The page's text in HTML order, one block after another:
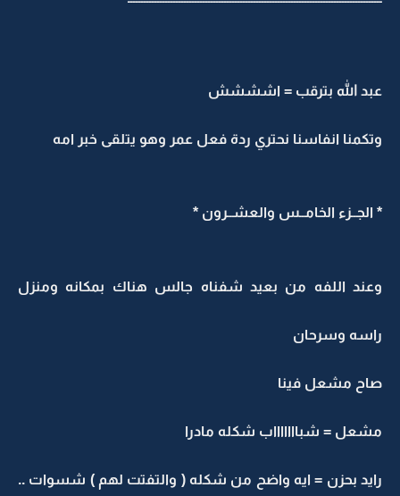
عبد الله بترقب = اشششش
وتكمنا انفاسنا نحتري ردة فعل عمر وهو يتلقى خبر امه
* الجــزء الخامــس والعشــرون *
وعند اللفه من بعيد شفناه جالس هناك بمكانه ومنزل
راسه وسرحان
صاح مشعل فينا
مشعل = شباااااااب شكله مادرا
رايد بحزن = ايه واضح من شكله ( والتفتت لهم ) شسوات ..